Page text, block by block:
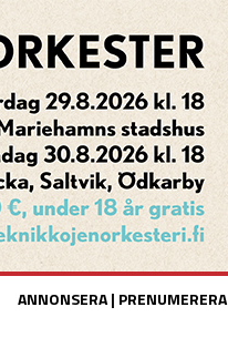
ANNONSERA| PRENUMERERA